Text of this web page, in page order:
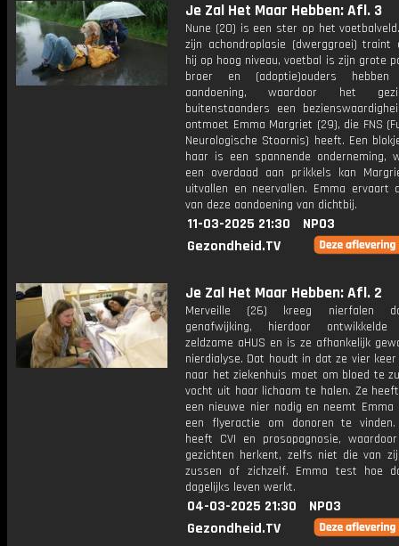
Je Zal Het Maar Hebben: Afl. 3
Nune (20) is een ster op het
zijn achondroplasie (dwerggroei) traint
hij op hoog niveau, voetbal is zijn grote
broer en (adoptie)ouders hebben
aandoening, waardoor het
buitenstaanders een
ontmoet Emma Margriet (29), die FNS
Neurologische Stoornis) heeft. Een
haar is een spannende onderneming,
een overdaad aan prikkels kan
uitvallen en neervallen. Emma ervaart
van deze aandoening van dichtbij.
11-03-2025 21:30
NPO3
Gezondheid.TV
Je Zal Het Maar Hebben: Afl. 2
Merveille (26) kreeg nierfalen
genafwijking, hierdoor
zeldzame aHUS en is ze afhankelijk
nierdialyse. Dat houdt in dat ze vier
naar het ziekenhuis moet om bloed te
vocht uit haar lichaam te halen. Ze
een nieuwe nier nodig en neemt Emma
een flyeractie om donoren te
heeft CVI en prosopagnosie,
gezichten herkent, zelfs niet die van
zussen of zichzelf. Emma test hoe
dagelijks leven werkt.
04-03-2025 21:30
NPO3
Gezondheid.TV